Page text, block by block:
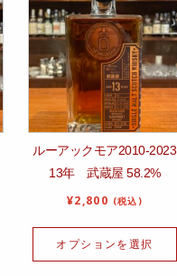
ルーアックモア2010-2023
13年 武蔵屋 58.2%
¥2,800 (税込)
オプションを選択